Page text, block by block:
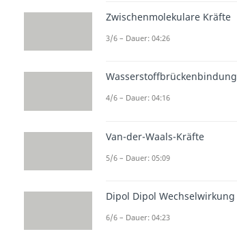
Zwischenmolekulare Kräfte
3/6 – Dauer: 04:26
Wasserstoffbrückenbindung
4/6 – Dauer: 04:16
Van-der-Waals-Kräfte
5/6 – Dauer: 05:09
Dipol Dipol Wechselwirkung
6/6 – Dauer: 04:23